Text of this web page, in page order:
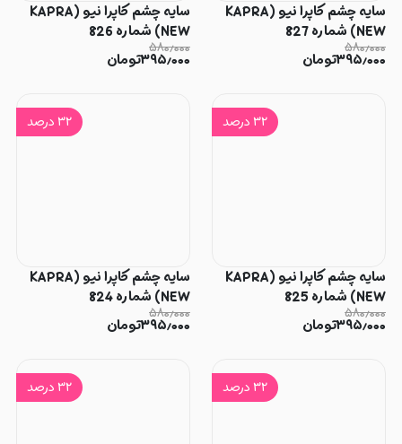
سایه چشم کاپرا نیو (KAPRA
NEW) شماره 827
۵۸۰٫۰۰۰
۳۹۵٫۰۰۰تومان
سایه چشم کاپرا نیو (KAPRA
NEW) شماره 826
۵۸۰٫۰۰۰
۳۹۵٫۰۰۰تومان
۳۲ درصد
سایه چشم کاپرا نیو (KAPRA
NEW) شماره 825
۵۸۰٫۰۰۰
۳۹۵٫۰۰۰تومان
۳۲ درصد
سایه چشم کاپرا نیو (KAPRA
NEW) شماره 824
۵۸۰٫۰۰۰
۳۹۵٫۰۰۰تومان
۳۲ درصد ۳۲ درصد